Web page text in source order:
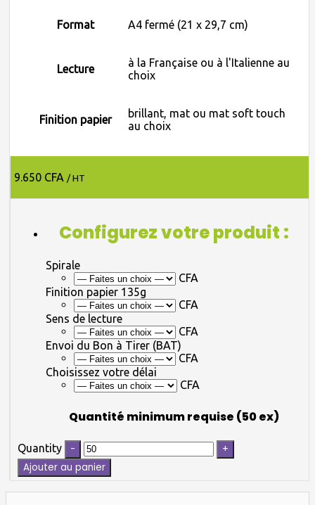
Format A4 fermé (21 x 29,7 cm)
Lecture
à la Française ou à l'Italienne au
choix
Finition papier
brillant, mat ou mat soft touch
au choix
9.650 CFA / HT
Configurez votre produit :
Spirale
CFA
Finition papier 135g
CFA
Sens de lecture
CFA
Envoi du Bon à Tirer (BAT)
CFA
Choisissez votre délai
CFA
Quantité minimum requise (50 ex)
Quantity
Ajouter au panier